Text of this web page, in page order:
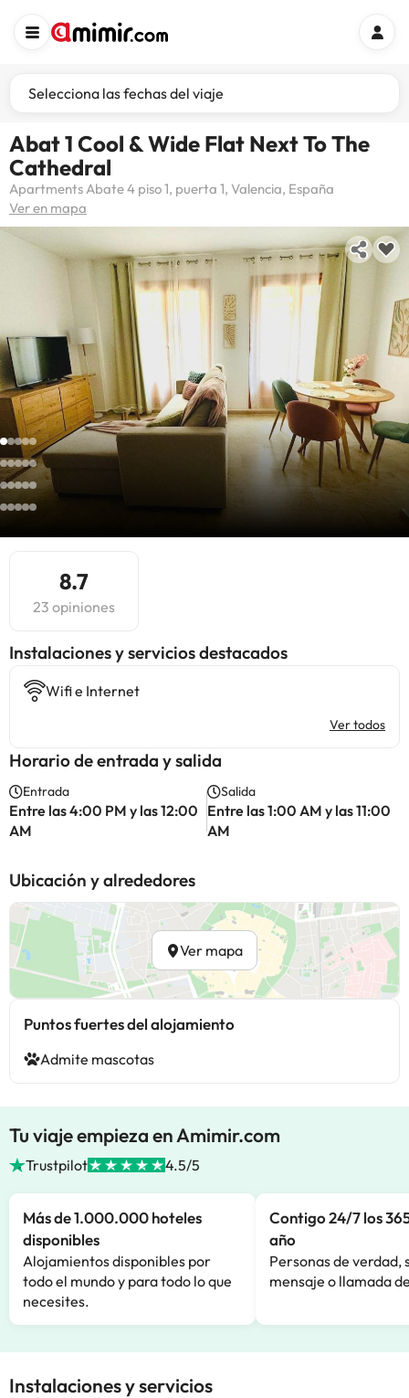
Selecciona las fechas del viaje
Abat 1 Cool & Wide Flat Next To The
Cathedral
Apartments Abate 4 piso 1, puerta 1, Valencia, España
Ver en mapa
8.7
23 opiniones
Instalaciones y servicios destacados
Wifi e Internet
Ver todos
Horario de entrada y salida
Entrada
Entre las 4:00 PM y las 12:00
AM
Salida
Entre las 1:00 AM y las 11:00
AM
Ubicación y alrededores
Ver mapa
Puntos fuertes del alojamiento
Admite mascotas
Tu viaje empieza en Amimir.com
Trustpilot 4.5/5
Más de 1.000.000 hoteles
disponibles
Alojamientos disponibles por
todo el mundo y para todo lo que
necesites.
Contigo 24/7 los
año
Personas de verdad,
mensaje o llamada
Instalaciones y servicios